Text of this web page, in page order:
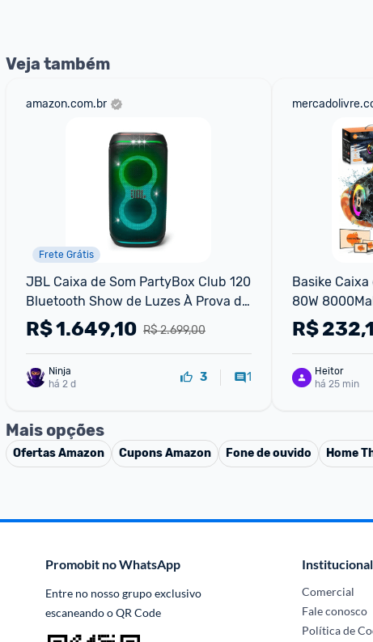
Veja também
amazon.com.br
Frete Grátis
JBL Caixa de Som PartyBox Club 120
Bluetooth Show de Luzes À Prova de
Respingos - 160W RMS
R$ 2.699,00
R$1.649,10
há 2 d
3 1
Basike
80W
Bluetooth 5.3
D'água Com
Forte
R$
Heitor
há 25 min
Mais opções
OfertasAmazon CuponsAmazon Fone de ouvido Home
Promobit no WhatsApp
Entre no nosso grupo exclusivo
escaneando o QR Code
Institucional
Comercial
Fale conosco
Política de